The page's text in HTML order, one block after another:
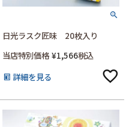
日光ラスク匠味 20枚入り
当店特別価格 ¥1,566税込
詳細を見る